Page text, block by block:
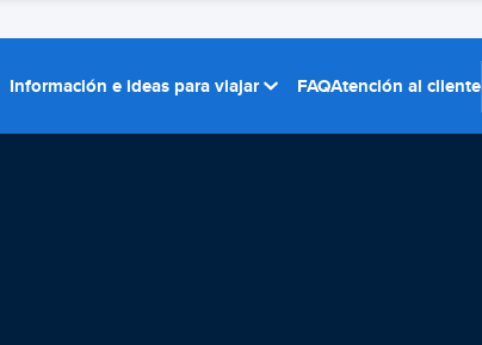
Información e ideas para viajar FAQAtención al cliente